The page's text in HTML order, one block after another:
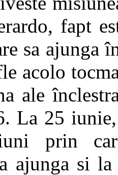
fapt
sa ajunga
acolo
ale
La 25
prin
ajunga si